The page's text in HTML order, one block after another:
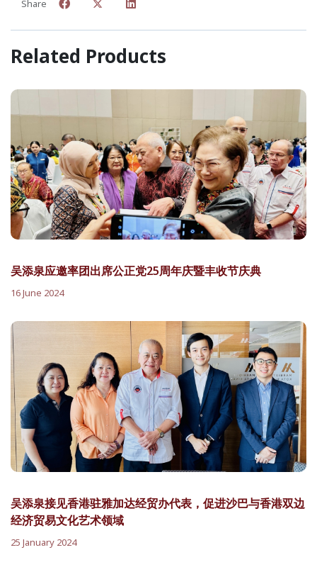
Share
Related Products
吴添泉应邀率团出席公正党25周年庆暨丰收节庆典
16 June 2024
吴添泉接见香港驻雅加达经贸办代表，促进沙巴与香港双边
经济贸易文化艺术领域
25 January 2024